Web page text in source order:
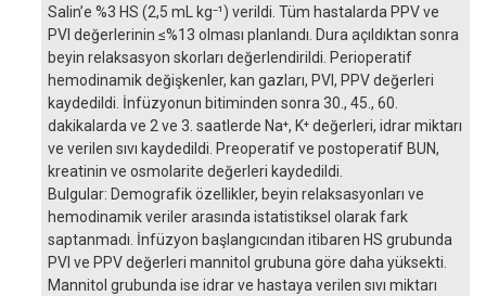
Salin’e %3 HS (2,5 mL kg⁻¹) verildi. Tüm hastalarda PPV ve
PVI değerlerinin ≤%13 olması planlandı. Dura açıldıktan sonra
beyin relaksasyon skorları değerlendirildi. Perioperatif
hemodinamik değişkenler, kan gazları, PVI, PPV değerleri
kaydedildi. İnfüzyonun bitiminden sonra 30., 45., 60.
dakikalarda ve 2 ve 3. saatlerde Na⁺, K⁺ değerleri, idrar miktarı
ve verilen sıvı kaydedildi. Preoperatif ve postoperatif BUN,
kreatinin ve osmolarite değerleri kaydedildi.
Bulgular: Demografik özellikler, beyin relaksasyonları ve
hemodinamik veriler arasında istatistiksel olarak fark
saptanmadı. İnfüzyon başlangıcından itibaren HS grubunda
PVI ve PPV değerleri mannitol grubuna göre daha yüksekti.
Mannitol grubunda ise idrar ve hastaya verilen sıvı miktarı